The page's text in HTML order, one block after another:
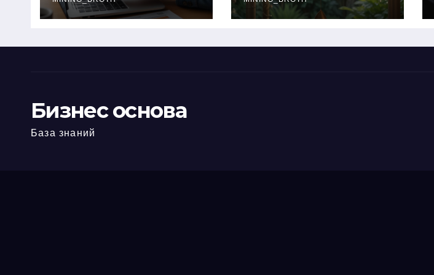
офис: порядок,
требования и
колокольчиков
Бизнес основа
База знаний